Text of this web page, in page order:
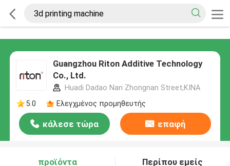
Guangzhou Riton Additive Technology
Co., Ltd.
Huadi Dadao Nan Zhongnan Street,ΚΙΝΑ
5.0
Ελεγχμένος προμηθευτής
κάλεσε τώρα επαφή
προϊόντα Περίπου εμείς